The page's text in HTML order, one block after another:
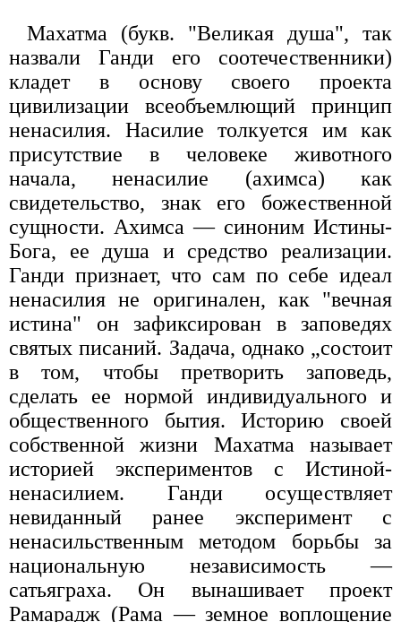
Махатма (букв. "Великая душа", так
назвали Ганди его соотечественники)
кладет в основу своего проекта
цивилизации всеобъемлющий принцип
ненасилия. Насилие толкуется им как
присутствие в человеке животного
начала, ненасилие (ахимса) как
свидетельство, знак его божественной
сущности. Ахимса — синоним Истины-
Бога, ее душа и средство реализации.
Ганди признает, что сам по себе идеал
ненасилия не оригинален, как "вечная
истина" он зафиксирован в заповедях
святых писаний. Задача, однако „состоит
в том, чтобы претворить заповедь,
сделать ее нормой индивидуального и
общественного бытия. Историю своей
собственной жизни Махатма называет
историей экспериментов с Истиной-
ненасилием. Ганди осуществляет
невиданный ранее эксперимент с
ненасильственным методом борьбы за
национальную независимость —
сатьяграха. Он вынашивает проект
Рамарадж (Рама — земное воплощение